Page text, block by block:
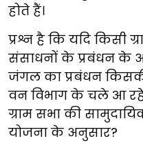
होते हैं।
प्रश्न है कि यदि किसी
संसाधनों के प्रबंधन के
जंगल का प्रबंधन
वन विभाग के चले आ
ग्राम सभा की
योजना के अनुसार?